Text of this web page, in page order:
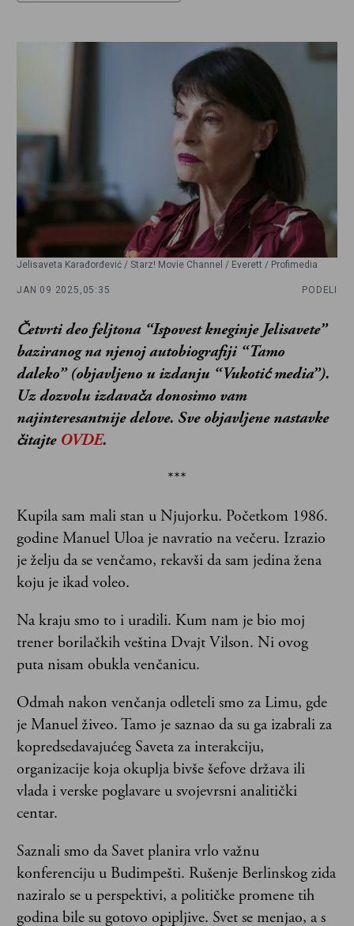
Jelisaveta Karađorđević / Starz! Movie Channel / Everett / Profimedia
JAN 09 2025, 05:35 PODELI
Četvrti deo feljtona “Ispovest kneginje Jelisavete”
baziranog na njenoj autobiografiji “Tamo
daleko” (objavljeno u izdanju “Vukotić media”).
Uz dozvolu izdavača donosimo vam
najinteresantnije delove. Sve objavljene nastavke
čitajte OVDE.
***
Kupila sam mali stan u Njujorku. Početkom 1986.
godine Manuel Uloa je navratio na večeru. Izrazio
je želju da se venčamo, rekavši da sam jedina žena
koju je ikad voleo.
Na kraju smo to i uradili. Kum nam je bio moj
trener borilačkih veština Dvajt Vilson. Ni ovog
puta nisam obukla venčanicu.
Odmah nakon venčanja odleteli smo za Limu, gde
je Manuel živeo. Tamo je saznao da su ga izabrali za
kopredsedavajućeg Saveta za interakciju,
organizacije koja okuplja bivše šefove država ili
vlada i verske poglavare u svojevrsni analitički
centar.
Saznali smo da Savet planira vrlo važnu
konferenciju u Budimpešti. Rušenje Berlinskog zida
naziralo se u perspektivi, a političke promene tih
godina bile su gotovo opipljive. Svet se menjao, a s